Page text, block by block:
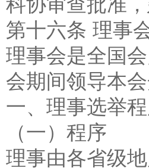
第十六条 理事
理事会是全国
会期间领导本
一、理事选举
（一）程序
理事由各省级